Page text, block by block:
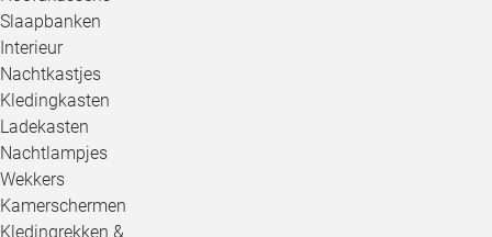
Slaapbanken
Interieur
Nachtkastjes
Kledingkasten
Ladekasten
Nachtlampjes
Wekkers
Kamerschermen
Kledingrekken &